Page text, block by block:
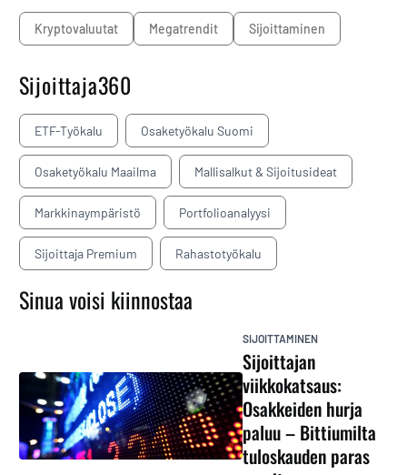
kryptovaluutat megatrendit sijoittaminen
Sijoittaja360
ETF-Työkalu Osaketyökalu Suomi
Osaketyökalu Maailma Mallisalkut & Sijoitusideat
Markkinaympäristö Portfolioanalyysi
Sijoittaja Premium Rahastotyökalu
Sinua voisi kiinnostaa
SIJOITTAMINEN
Sijoittajan
viikkokatsaus:
Osakkeiden hurja
paluu – Bittiumilta
tuloskauden paras